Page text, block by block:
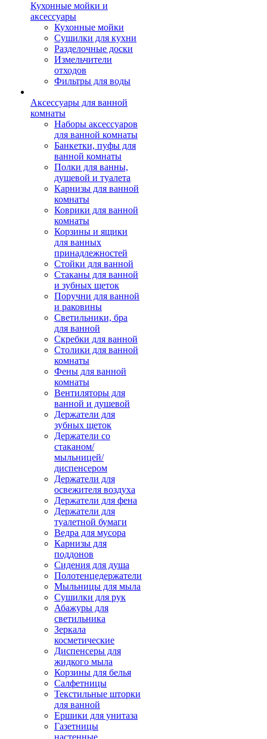
Кухонные мойки и
аксессуары
Кухонные мойки
Сушилки для кухни
Разделочные доски
Измельчители
отходов
Фильтры для воды
Аксессуары для ванной
комнаты
Наборы аксессуаров
для ванной комнаты
Банкетки, пуфы для
ванной комнаты
Полки для ванны,
душевой и туалета
Карнизы для ванной
комнаты
Коврики для ванной
комнаты
Корзины и ящики
для ванных
принадлежностей
Стойки для ванной
Стаканы для ванной
и зубных щеток
Поручни для ванной
и раковины
Светильники, бра
для ванной
Скребки для ванной
Столики для ванной
комнаты
Фены для ванной
комнаты
Вентиляторы для
ванной и душевой
Держатели для
зубных щеток
Держатели со
стаканом/
мыльницей/
диспенсером
Держатели для
освежителя воздуха
Держатели для фена
Держатели для
туалетной бумаги
Ведра для мусора
Карнизы для
поддонов
Сидения для душа
Полотенцедержатели
Мыльницы для мыла
Сушилки для рук
Абажуры для
светильника
Зеркала
косметические
Диспенсеры для
жидкого мыла
Корзины для белья
Салфетницы
Текстильные шторки
для ванной
Ершики для унитаза
Газетницы
настенные